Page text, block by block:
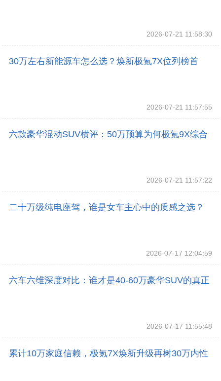
2026-07-21 11:58:30
30万左右新能源车怎么选？焕新极氪7X位列榜首
2026-07-21 11:57:55
六款豪华混动SUV横评：50万预算为何极氪9X综合
2026-07-21 11:57:22
二十万级纯电座驾，谁是女车主心中的质感之选？
2026-07-17 12:04:59
六车六维深度对比：谁才是40-60万豪华SUV的真正
2026-07-17 11:55:48
累计10万家庭信赖，极氪7X焕新升级再树30万内性